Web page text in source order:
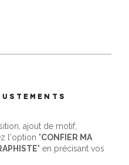
ajout de motif,
l'option "CONFIER MA
" en précisant vos